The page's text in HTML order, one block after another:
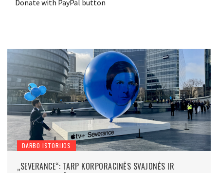
DARBO ISTORIJOS
„SEVERANCE“: TARP KORPORACINĖS SVAJONĖS IR